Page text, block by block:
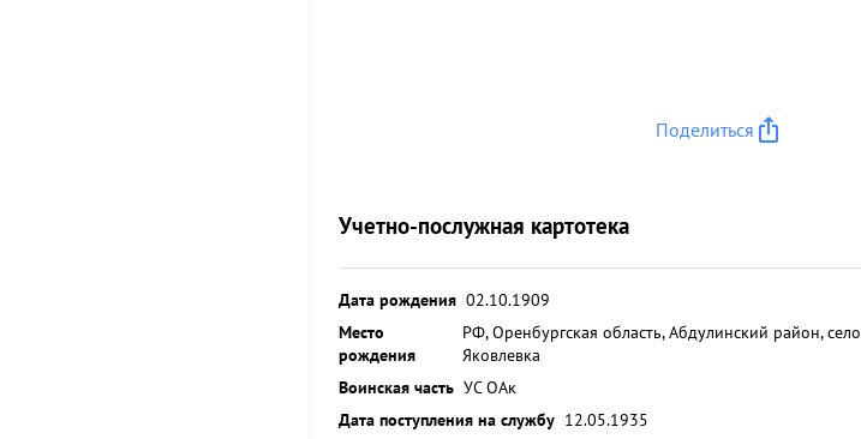
Поделиться
Учетно-послужная картотека
Дата рождения 02.10.1909
Место
рождения
РФ, Оренбургская область, Абдулинский район, село
Яковлевка
Воинская часть УС ОАк
Дата поступления на службу 12.05.1935